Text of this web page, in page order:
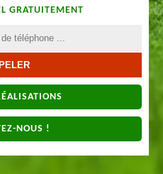
GRATUITEMENT
NOUS !